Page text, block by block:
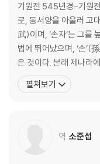
모든 전쟁에는 대가가 따른
· 전쟁의 생명은 속승이
· 장기전은 자멸을 부른
· 무능한 지휘관은 참패
· 인재에게 인색하면 승리
· 인재를 통해 승리의 씨
기원전 545년경-기원
로, 동서양을 아울러 고
武)이며, ‘손자’는 그를
법에 뛰어났으며, ‘손’(
은 것이다. 본래 제나라
로 망명해 은거하며 불후의
상 오자서의 천거로 합
펼쳐보기
역 소준섭